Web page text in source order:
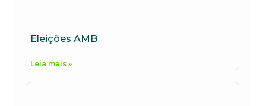
Eleições AMB
Leia mais »